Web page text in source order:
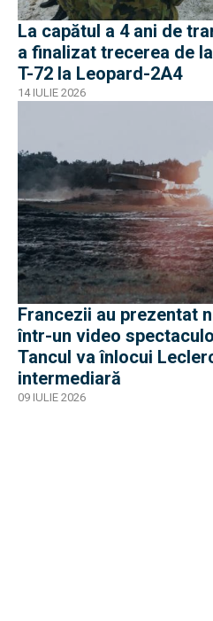
La capătul a 4 ani de
a finalizat trecerea de
T-72 la Leopard-2A4
14 IULIE 2026
Francezii au prezentat
într-un video
Tancul va înlocui
intermediară
09 IULIE 2026